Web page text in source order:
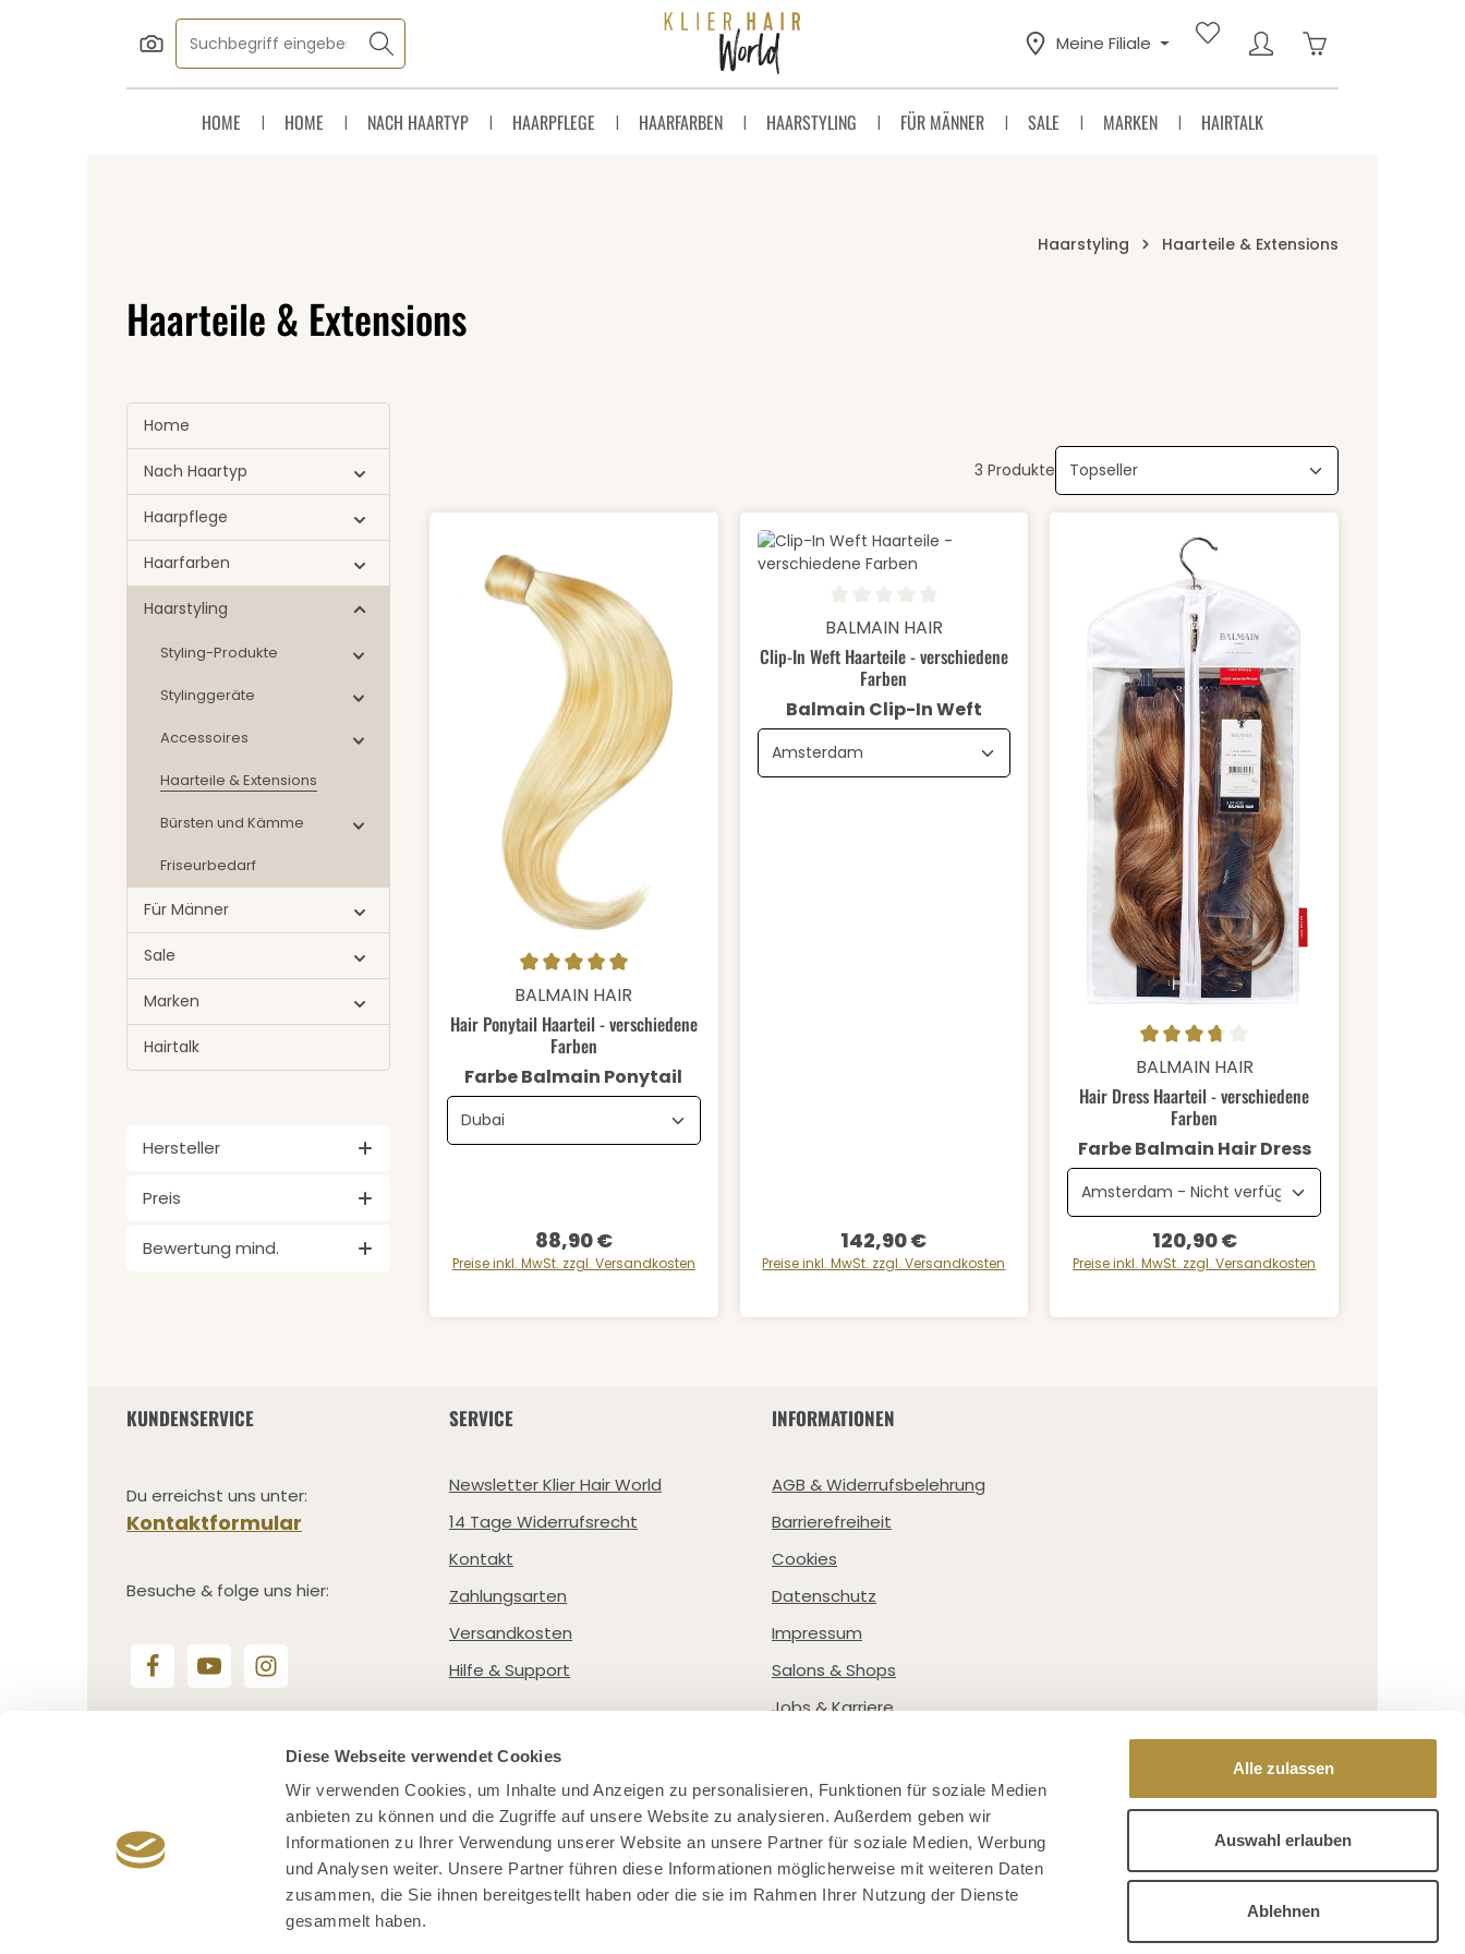
Diese Webseite verwendet Cookies
Wir verwenden Cookies, um Inhalte und Anzeigen zu personalisieren, Funktionen für soziale Medien
anbieten zu können und die Zugriffe auf unsere Website zu analysieren. Außerdem geben wir
Informationen zu Ihrer Verwendung unserer Website an unsere Partner für soziale Medien, Werbung
und Analysen weiter. Unsere Partner führen diese Informationen möglicherweise mit weiteren Daten
zusammen, die Sie ihnen bereitgestellt haben oder die sie im Rahmen Ihrer Nutzung der Dienste
gesammelt haben.
Alle zulassen
Auswahl erlauben
Ablehnen
Zum Hauptinhalt springen
Zur Suche springen
Zur Hauptnavigation springen
Meine Filiale Warenkorb
HOME HOME NACH HAARTYP HAARPFLEGE HAARFARBEN HAARSTYLING FÜR MÄNNER SALE MARKEN HAIRTALK
Haarstyling Haarteile & Extensions
Haarteile & Extensions
Home
Nach Haartyp
Haarpflege
Haarfarben
Haarstyling
Styling-Produkte
Stylinggeräte
Accessoires
Haarteile & Extensions
Bürsten und Kämme
Friseurbedarf
Für Männer
Sale
Marken
Hairtalk
Hersteller
Preis
Bewertung mind.
3 Produkte
Details
Durchschnittliche Bewertung von 5 von 5 Sternen
BALMAIN HAIR
Hair Ponytail Haarteil - verschiedene
Farben
Farbe Balmain Ponytail
Regulärer Preis:
88,90 €
Preise inkl. MwSt. zzgl. Versandkosten
Details
Durchschnittliche Bewertung von 0 von 5 Sternen
BALMAIN HAIR
Clip-In Weft Haarteile - verschiedene
Farben
Balmain Clip-In Weftauswählen
Regulärer Preis:
142,90 €
Preise inkl. MwSt. zzgl. Versandkosten
Details
Durchschnittliche Bewertung von 3.75 von 5 Sternen
BALMAIN HAIR
Hair Dress Haarteil - verschiedene
Farben
Farbe Balmain Hair Dressauswählen
Regulärer Preis:
120,90 €
Preise inkl. MwSt. zzgl. Versandkosten
KUNDENSERVICE
Du erreichst uns unter:
Kontaktformular
Besuche & folge uns hier:
SERVICE
Newsletter Klier Hair World
14 Tage Widerrufsrecht
Kontakt
Zahlungsarten
Versandkosten
Hilfe & Support
INFORMATIONEN
AGB & Widerrufsbelehrung
Barrierefreiheit
Cookies
Datenschutz
Impressum
Salons & Shops
Jobs & Karriere
© 2026 Klier Hair World GmbH
Alle Preise werden inkl. der gesetzlichen Mehrwertsteuer angegeben. Versandkostenfreie Lieferung ab 40,00 Euro Bestellsumme, sonst 4,95 Euro
innerhalb Deutschlands. Die Kosten für alle unsere Lieferarten und die anfallenden Nachnahmegebühren für die Lieferart Nachnahme finden Sie
hier:Versandkosten.